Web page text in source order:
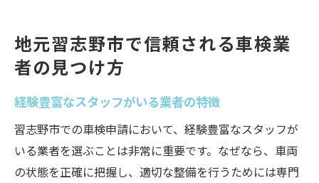
地元習志野市で信頼される車検業
者の見つけ方
経験豊富なスタッフがいる業者の特徴
習志野市での車検申請において、経験豊富なスタッフが
いる業者を選ぶことは非常に重要です。なぜなら、車両
の状態を正確に把握し、適切な整備を行うためには専門